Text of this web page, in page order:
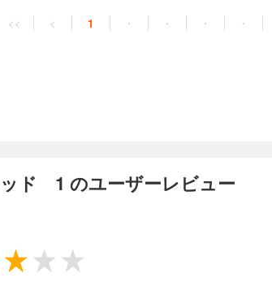
<< < 1 ・ ・ ・ ・
ド 1 のユーザーレビュー